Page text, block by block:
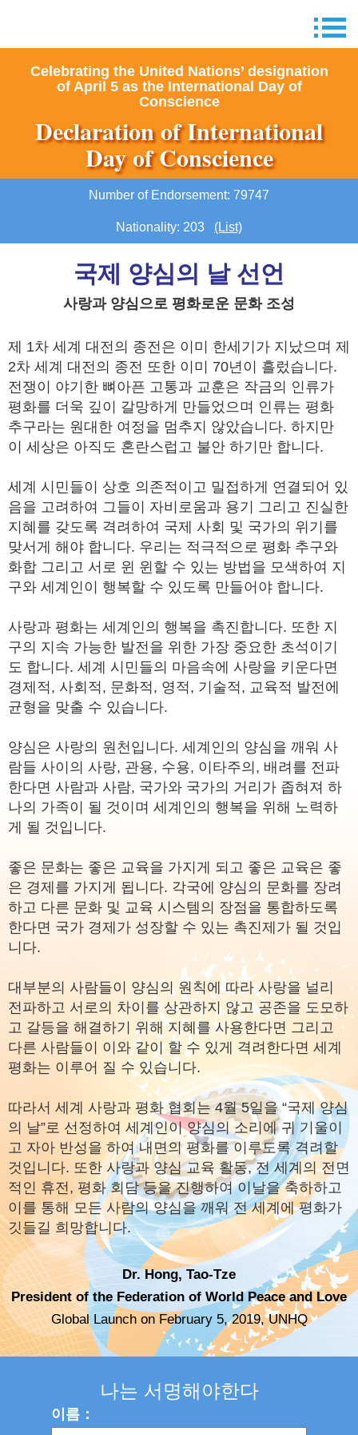
Celebrating the United Nations’ designation
of April 5 as the International Day of
Conscience
Declaration of International
Day of Conscience
Number of Endorsement: 79747
Nationality: 203 (List)
국제 양심의 날 선언
사랑과 양심으로 평화로운 문화 조성
제 1차 세계 대전의 종전은 이미 한세기가 지났으며 제
2차 세계 대전의 종전 또한 이미 70년이 흘렀습니다.
전쟁이 야기한 뼈아픈 고통과 교훈은 작금의 인류가
평화를 더욱 깊이 갈망하게 만들었으며 인류는 평화
추구라는 원대한 여정을 멈추지 않았습니다. 하지만
이 세상은 아직도 혼란스럽고 불안 하기만 합니다.
세계 시민들이 상호 의존적이고 밀접하게 연결되어 있
음을 고려하여 그들이 자비로움과 용기 그리고 진실한
지혜를 갖도록 격려하여 국제 사회 및 국가의 위기를
맞서게 해야 합니다. 우리는 적극적으로 평화 추구와
화합 그리고 서로 윈 윈할 수 있는 방법을 모색하여 지
구와 세계인이 행복할 수 있도록 만들어야 합니다.
사랑과 평화는 세계인의 행복을 촉진합니다. 또한 지
구의 지속 가능한 발전을 위한 가장 중요한 초석이기
도 합니다. 세계 시민들의 마음속에 사랑을 키운다면
경제적, 사회적, 문화적, 영적, 기술적, 교육적 발전에
균형을 맞출 수 있습니다.
양심은 사랑의 원천입니다. 세계인의 양심을 깨워 사
람들 사이의 사랑, 관용, 수용, 이타주의, 배려를 전파
한다면 사람과 사람, 국가와 국가의 거리가 좁혀져 하
나의 가족이 될 것이며 세계인의 행복을 위해 노력하
게 될 것입니다.
좋은 문화는 좋은 교육을 가지게 되고 좋은 교육은 좋
은 경제를 가지게 됩니다. 각국에 양심의 문화를 장려
하고 다른 문화 및 교육 시스템의 장점을 통합하도록
한다면 국가 경제가 성장할 수 있는 촉진제가 될 것입
니다.
대부분의 사람들이 양심의 원칙에 따라 사랑을 널리
전파하고 서로의 차이를 상관하지 않고 공존을 도모하
고 갈등을 해결하기 위해 지혜를 사용한다면 그리고
다른 사람들이 이와 같이 할 수 있게 격려한다면 세계
평화는 이루어 질 수 있습니다.
따라서 세계 사랑과 평화 협회는 4월 5일을 “국제 양심
의 날”로 선정하여 세계인이 양심의 소리에 귀 기울이
고 자아 반성을 하여 내면의 평화를 이루도록 격려할
것입니다. 또한 사랑과 양심 교육 활동, 전 세계의 전면
적인 휴전, 평화 회담 등을 진행하여 이날을 축하하고
이를 통해 모든 사람의 양심을 깨워 전 세계에 평화가
깃들길 희망합니다.
Dr. Hong, Tao-Tze
President of the Federation of World Peace and Love
Global Launch on February 5, 2019, UNHQ
나는 서명해야한다
이름：